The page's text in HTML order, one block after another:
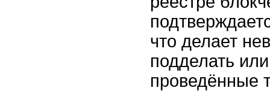
что делает
подделать
проведённые